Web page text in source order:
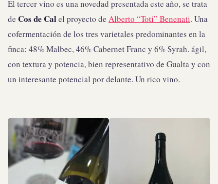
El tercer vino es una novedad presentada este año, se trata
de Cos de Calel proyecto de Alberto “Toti” Benenati. Una
cofermentación de los tres varietales predominantes en la
finca: 48% Malbec, 46% Cabernet Franc y 6% Syrah. ágil,
con textura y potencia, bien representativo de Gualta y con
un interesante potencial por delante. Un rico vino.